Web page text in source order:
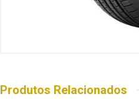
Produtos Relacionados